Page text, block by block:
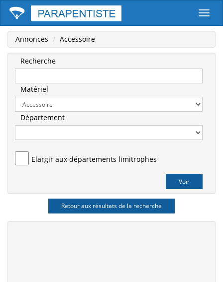
Annonces Accessoire
Recherche
Matériel
Département
Elargir aux départements limitrophes
Retour aux résultats de la recherche